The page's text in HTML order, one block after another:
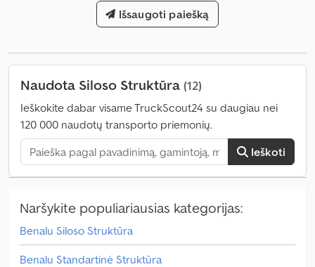
Išsaugoti paiešką
Naudota Siloso Struktūra (12)
Ieškokite dabar visame TruckScout24 su daugiau nei
120 000 naudotų transporto priemonių.
Ieškoti
Naršykite populiariausias kategorijas:
Benalu Siloso Struktūra
Benalu Standartinė Struktūra